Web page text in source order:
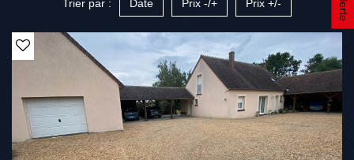
Trier par : Date Prix -/+ Prix +/-